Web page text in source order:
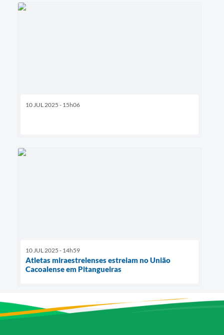
10 JUL 2025 - 15h06
10 JUL 2025 - 14h59
Atletas miraestrelenses estreiam no União
Cacoalense em Pitangueiras